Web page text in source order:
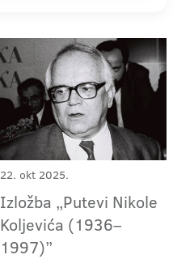
22. okt 2025.
Izložba „Putevi Nikole
Koljevića (1936–
1997)”